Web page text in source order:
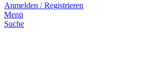
Anmelden / Registrieren
Menü
Suche